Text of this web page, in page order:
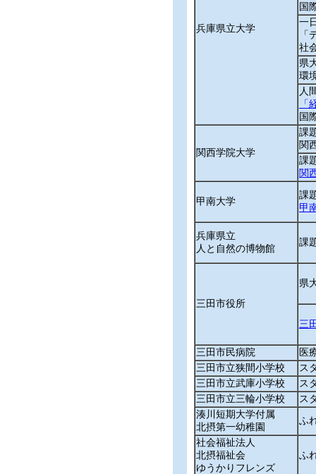
兵庫県立大学
国
一
「
社
県
環
人
国
関西学院大学
課
関
課
関
甲南大学
課
甲
兵庫県立
人と自然の博物館
課
三田市役所
県
三
三田市民病院
医
三田市立狭間小学校
ス
三田市立武庫小学校
ス
三田市立三輪小学校
ス
湊川短期大学付属
北摂第一幼稚園
ふ
社会福祉法人
北摂福祉会
ゆうかりフレンズ
ふ